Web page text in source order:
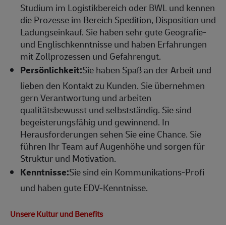
Studium im Logistikbereich oder BWL und kennen
die Prozesse im Bereich Spedition, Disposition und
Ladungseinkauf. Sie haben sehr gute Geografie-
und Englischkenntnisse und haben Erfahrungen
mit Zollprozessen und Gefahrengut.
Persönlichkeit:Sie haben Spaß an der Arbeit und
lieben den Kontakt zu Kunden. Sie übernehmen
gern Verantwortung und arbeiten
qualitätsbewusst und selbstständig. Sie sind
begeisterungsfähig und gewinnend. In
Herausforderungen sehen Sie eine Chance. Sie
führen Ihr Team auf Augenhöhe und sorgen für
Struktur und Motivation.
Kenntnisse:Sie sind ein Kommunikations-Profi
und haben gute EDV-Kenntnisse.
Unsere Kultur und Benefits